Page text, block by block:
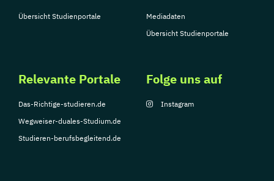
Übersicht Studienportale
Mediadaten
Übersicht Studienportale
Relevante Portale
Das-Richtige-studieren.de
Wegweiser-duales-Studium.de
Studieren-berufsbegleitend.de
Folge uns auf
Instagram